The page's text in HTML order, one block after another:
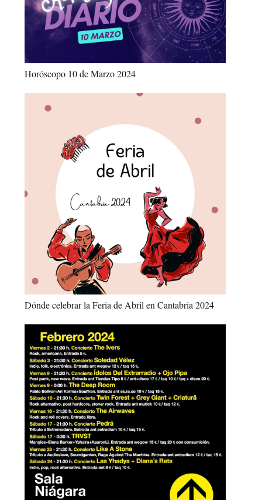
Horóscopo 10 de Marzo 2024
Dónde celebrar la Feria de Abril en Cantabria 2024